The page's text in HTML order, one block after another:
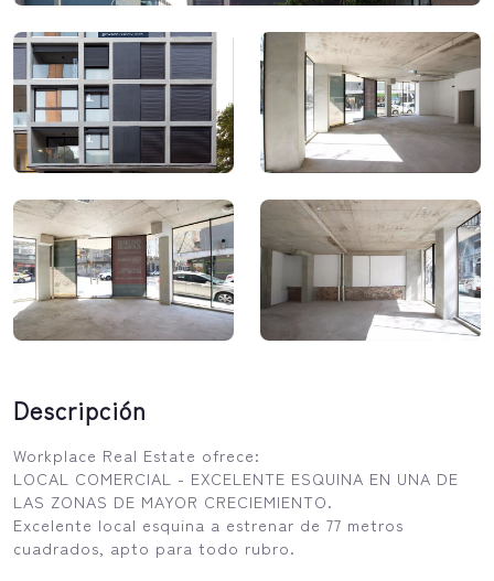
Descripción
Workplace Real Estate ofrece:
LOCAL COMERCIAL - EXCELENTE ESQUINA EN UNA DE
LAS ZONAS DE MAYOR CRECIEMIENTO.
Excelente local esquina a estrenar de 77 metros
cuadrados, apto para todo rubro.